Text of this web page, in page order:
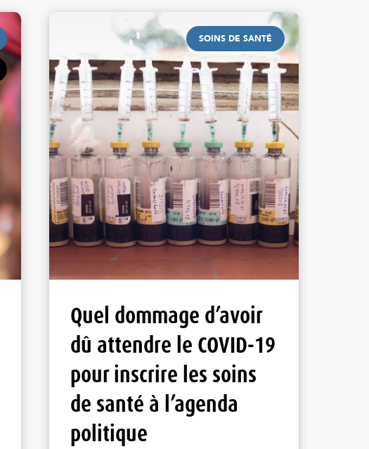
SOINS DE SANTÉ
Quel dommage d’avoir
dû attendre le COVID-19
pour inscrire les soins
de santé à l’agenda
politique